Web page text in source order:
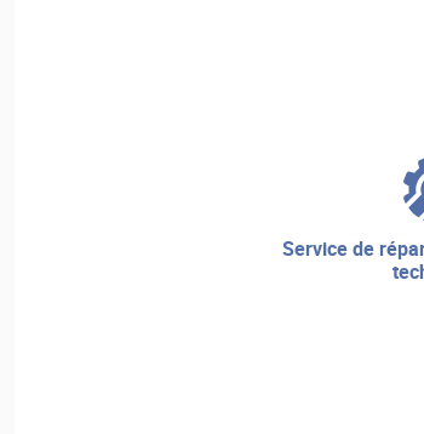
service de réparation et assistance